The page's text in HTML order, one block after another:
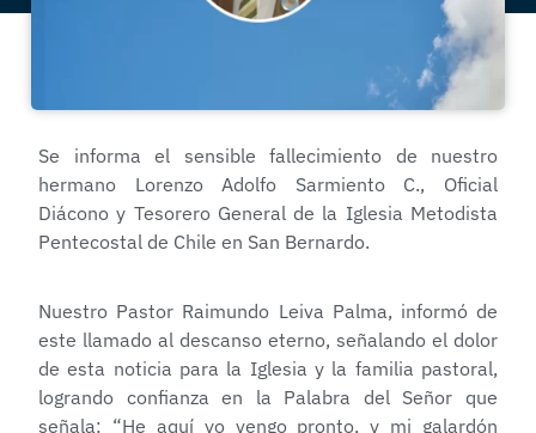
Se informa el sensible fallecimiento de nuestro
hermano Lorenzo Adolfo Sarmiento C., Oficial
Diácono y Tesorero General de la Iglesia Metodista
Pentecostal de Chile en San Bernardo.
Nuestro Pastor Raimundo Leiva Palma, informó de
este llamado al descanso eterno, señalando el dolor
de esta noticia para la Iglesia y la familia pastoral,
logrando confianza en la Palabra del Señor que
señala: “He aquí yo vengo pronto, y mi galardón